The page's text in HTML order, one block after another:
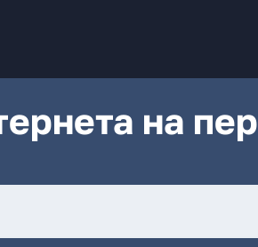
на пер